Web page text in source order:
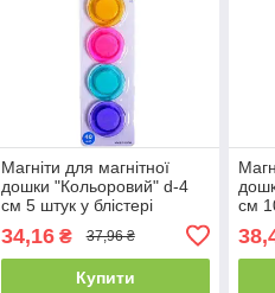
Магніти для магнітної
дошки "Кольоровий" d-4
см 5 штук у блістері
34,16₴ 37,96 ₴
Купити
см